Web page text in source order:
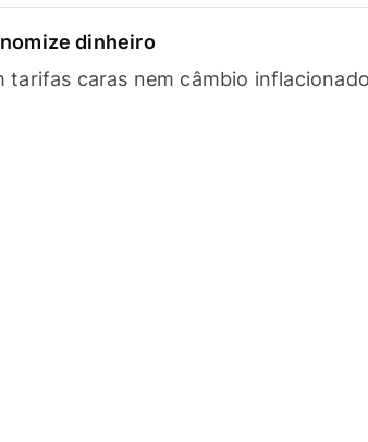
dinheiro
tarifas caras nem câmbio